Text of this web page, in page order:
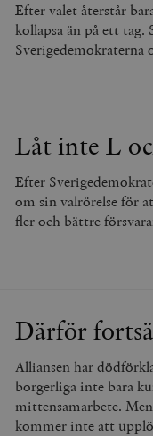
Efter valet återstår
kollapsa än på ett
Sverigedemokraterna
Låt inte L
Efter
om sin valrörelse för
fler och bättre
Därför
Alliansen har
borgerliga inte bara
mittensamarbete.
kommer inte att